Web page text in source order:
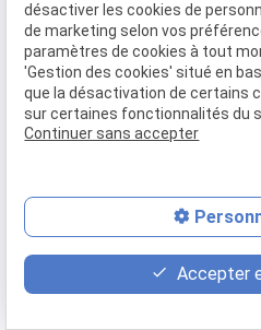
place
Plan d'accès
feed
Devis
désactiver les cookies de
de marketing selon vos
paramètres de cookies à tout
'Gestion des cookies' situé en
que la désactivation de certains
sur certaines fonctionnalités du
Continuer sans accepter
Accepter